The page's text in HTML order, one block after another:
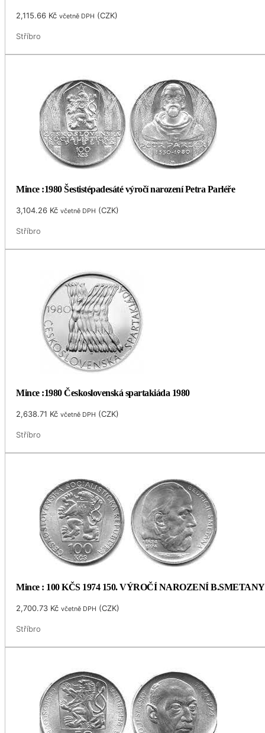
2,115.66 Kč včetně DPH (CZK)
Stříbro
Mince :1980 Šestistépadesáté výročí narození Petra Parléře
3,104.26 Kč včetně DPH (CZK)
Stříbro
Mince :1980 Československá spartakiáda 1980
2,638.71 Kč včetně DPH (CZK)
Stříbro
Mince : 100 KČS 1974 150. VÝROČÍ NAROZENÍ B.SMETANY
2,700.73 Kč včetně DPH (CZK)
Stříbro